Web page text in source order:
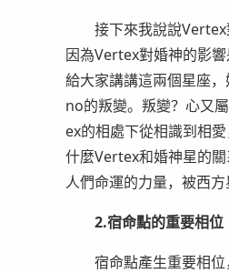
接下來我說說Vertex對
因為Vertex對婚神的影
給大家講講這兩個星座
no的叛變。叛變？心又
ex的相處下從相識到相
什麼Vertex和婚神星的
人們命運的力量，被西
2.宿命點的重要相位
宿命點產生重要相位